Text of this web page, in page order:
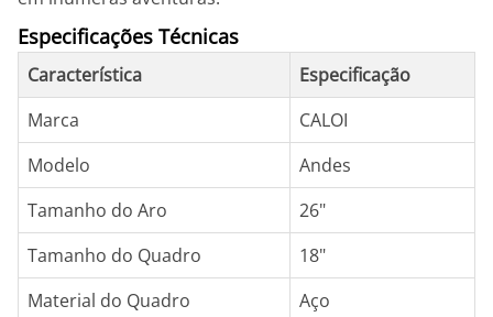
Especificações Técnicas
Característica
Especificação
Marca
CALOI
Modelo
Andes
Tamanho do Aro
26"
Tamanho do Quadro
18"
Material do Quadro
Aço